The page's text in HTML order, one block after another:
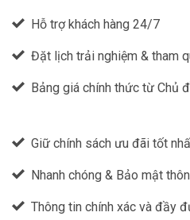
Hỗ trợ khách hàng 24/7
Đặt lịch trải nghiệm & tham
Bảng giá chính thức từ Chủ
Giữ chính sách ưu đãi tốt
Nhanh chóng & Bảo mật
Thông tin chính xác và đầy